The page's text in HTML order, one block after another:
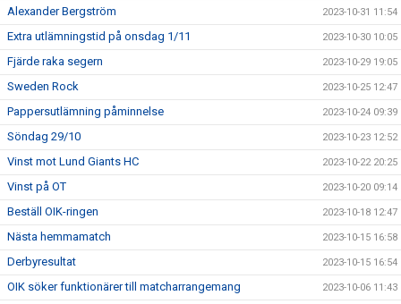
Alexander Bergström 2023-10-31 11:54
Extra utlämningstid på onsdag 1/11 2023-10-30 10:05
Fjärde raka segern 2023-10-29 19:05
Sweden Rock 2023-10-25 12:47
Pappersutlämning påminnelse 2023-10-24 09:39
Söndag 29/10 2023-10-23 12:52
Vinst mot Lund Giants HC 2023-10-22 20:25
Vinst på OT 2023-10-20 09:14
Beställ OIK-ringen 2023-10-18 12:47
Nästa hemmamatch 2023-10-15 16:58
Derbyresultat 2023-10-15 16:54
OIK söker funktionärer till matcharrangemang 2023-10-06 11:43